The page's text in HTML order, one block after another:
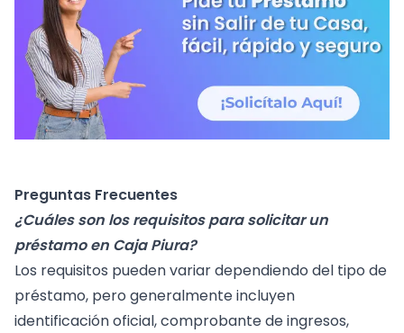
Preguntas Frecuentes
¿Cuáles son los requisitos para solicitar un
préstamo en Caja Piura?
Los requisitos pueden variar dependiendo del tipo de
préstamo, pero generalmente incluyen
identificación oficial, comprobante de ingresos,